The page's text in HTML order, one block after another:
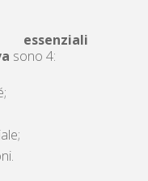
essenziali
sono 4: